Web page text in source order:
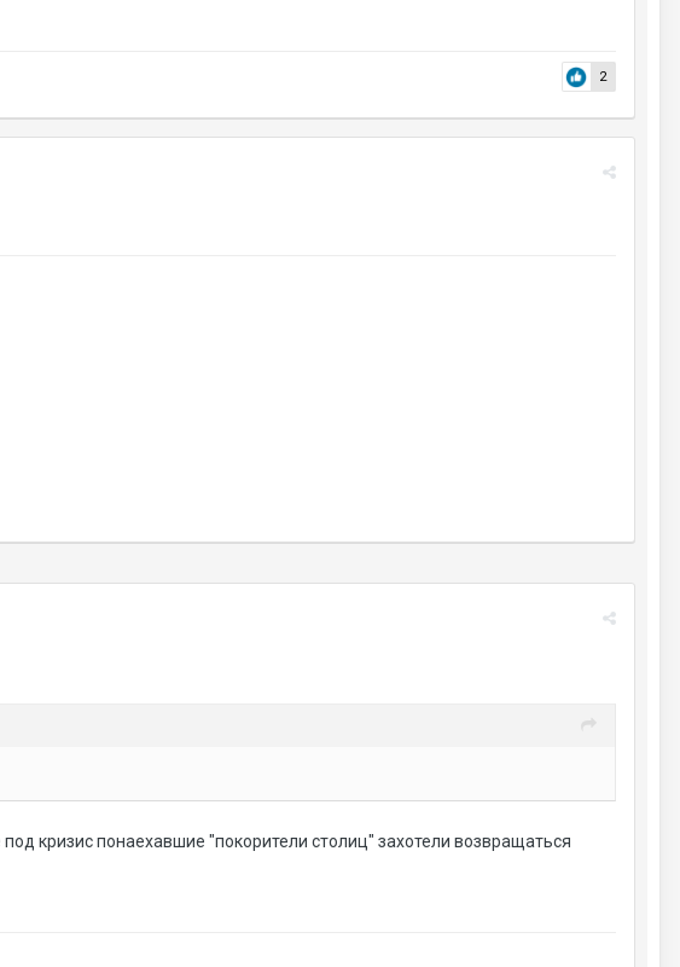
2
кризис понаехавшие "покорители столиц" захотели возвращаться